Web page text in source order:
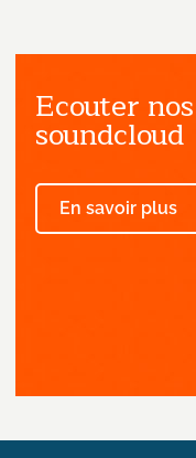
J'accepte de
provenant
Ecouter
soundcloud
En savoir plus